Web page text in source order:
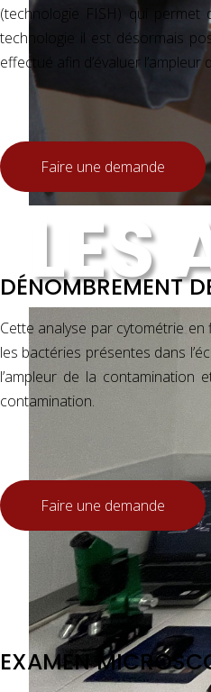
LES
(technologie FISH) qui permet
technologie il est désormais
effectué afin d’évaluer
Délai de réponse :
Faire une demande
DÉNOMBREMENT
Cette analyse par cytométrie
les bactéries présentes dans
l’ampleur de la
contamination.
Volume de l'échantillon :
Délai de réponse :
Faire une demande
EXAMEN